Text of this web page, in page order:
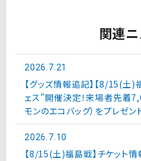
関連
2026.7.21
【グッズ情報追記】【8/15(土)
ェス”開催決定！来場者先着
モンのエコバッグ）をプレゼン
2026.7.10
【8/15(土)福島戦】チケット情